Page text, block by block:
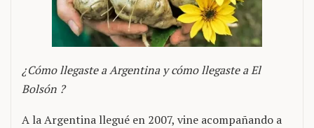
¿Cómo llegaste a Argentina y cómo llegaste a El
Bolsón ?
A la Argentina llegué en 2007, vine acompañando a